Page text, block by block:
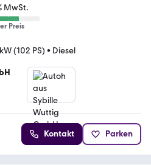
MwSt.
Preis
(102 PS) • Diesel
Kontakt Parken